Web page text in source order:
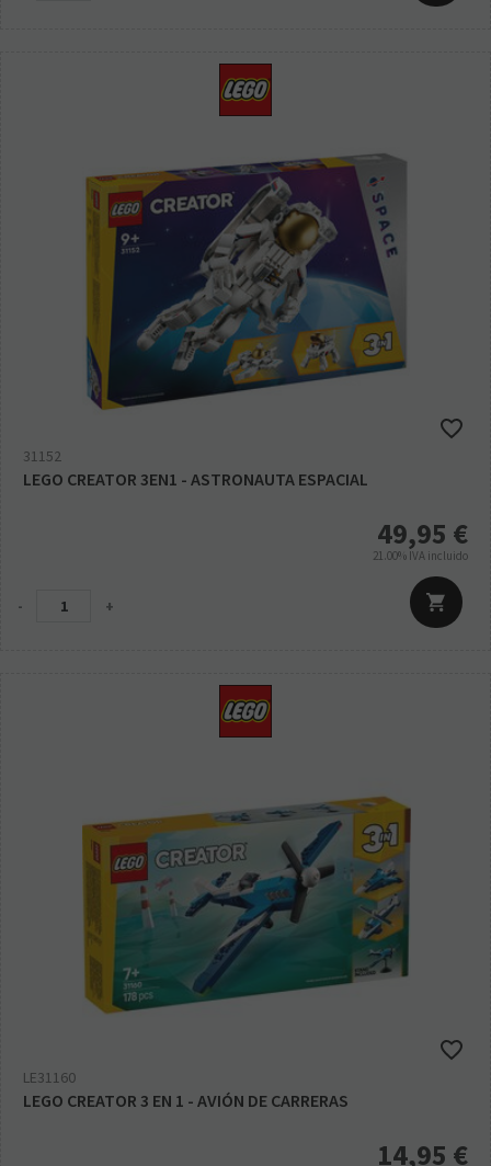
31152
LEGO CREATOR 3EN1 - ASTRONAUTA ESPACIAL
49,95 €
21.00% IVA incluido
- +
LE31160
LEGO CREATOR 3 EN 1 - AVIÓN DE CARRERAS
14,95 €